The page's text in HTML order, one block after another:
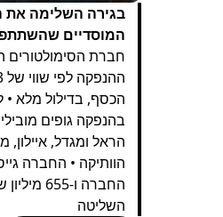
בגירה השלימה
המוסדיים
חברת
הכסף, בדילול מלא •
בהנפקה גופים
הראל ומגדל, איילון,
החברה ו-
השליטה